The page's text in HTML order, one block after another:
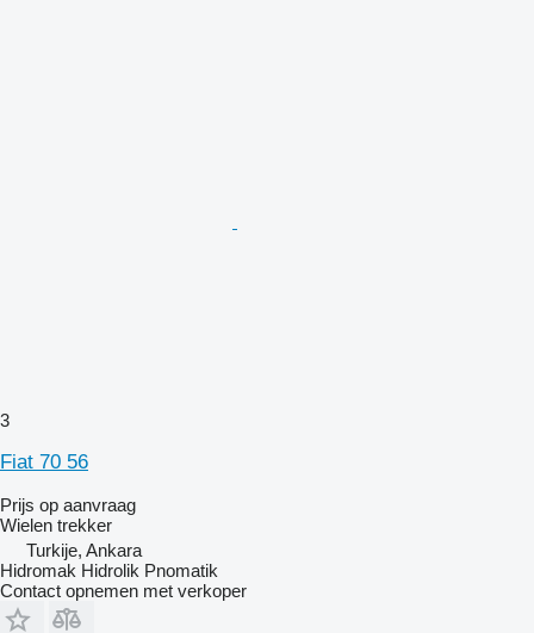
3
Fiat 70 56
Prijs op aanvraag
Wielen trekker
Turkije, Ankara
Hidromak Hidrolik Pnomatik
Contact opnemen met verkoper